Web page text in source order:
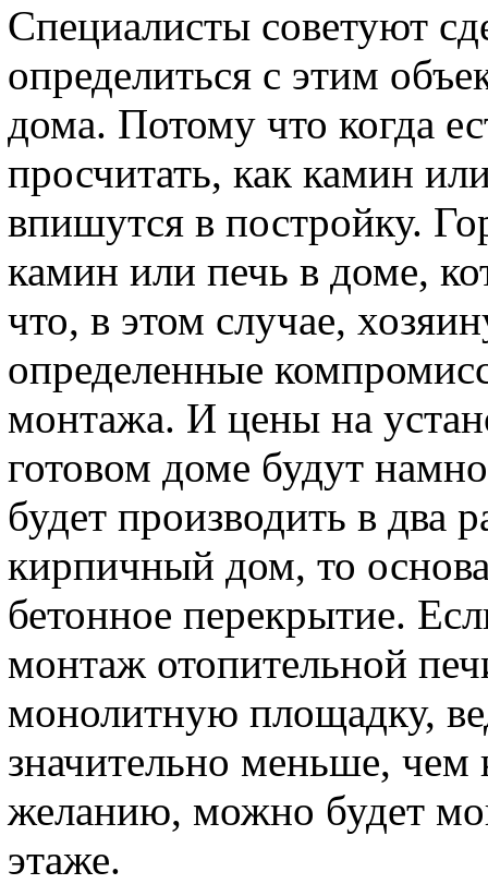
Специалисты советуют
определиться с этим
дома. Потому что когда
просчитать, как камин
впишутся в постройку.
камин или печь в доме,
что, в этом случае,
определенные
монтажа. И цены на
готовом доме будут
будет производить в два
кирпичный дом, то
бетонное перекрытие.
монтаж отопительной
монолитную площадку,
значительно меньше,
желанию, можно будет
этаже.